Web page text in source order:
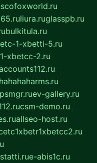
liura.ruglasspb.ru
bulkitula.ru
1-xbetti-5.ru
xbetcc-2.ru
hahahaharms.ru
ev-gallery.ru
csm-demo.ru
allseo-host.ru
e-abis1c.ru